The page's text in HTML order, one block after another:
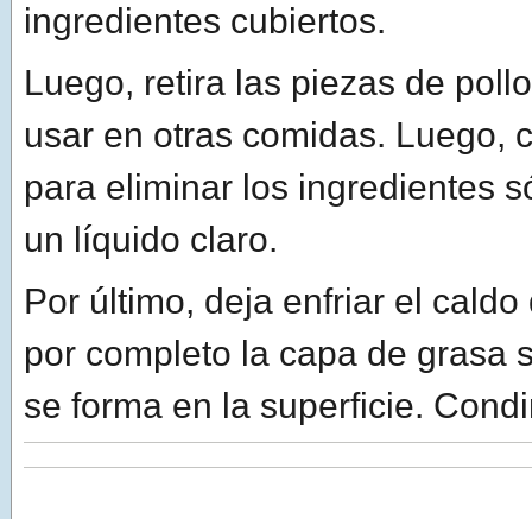
ingredientes cubiertos.
Luego, retira las piezas de
usar en otras comidas. Luego,
para eliminar los ingredientes
un líquido claro.
Por último, deja enfriar el
por completo la capa de grasa
se forma en la superficie.